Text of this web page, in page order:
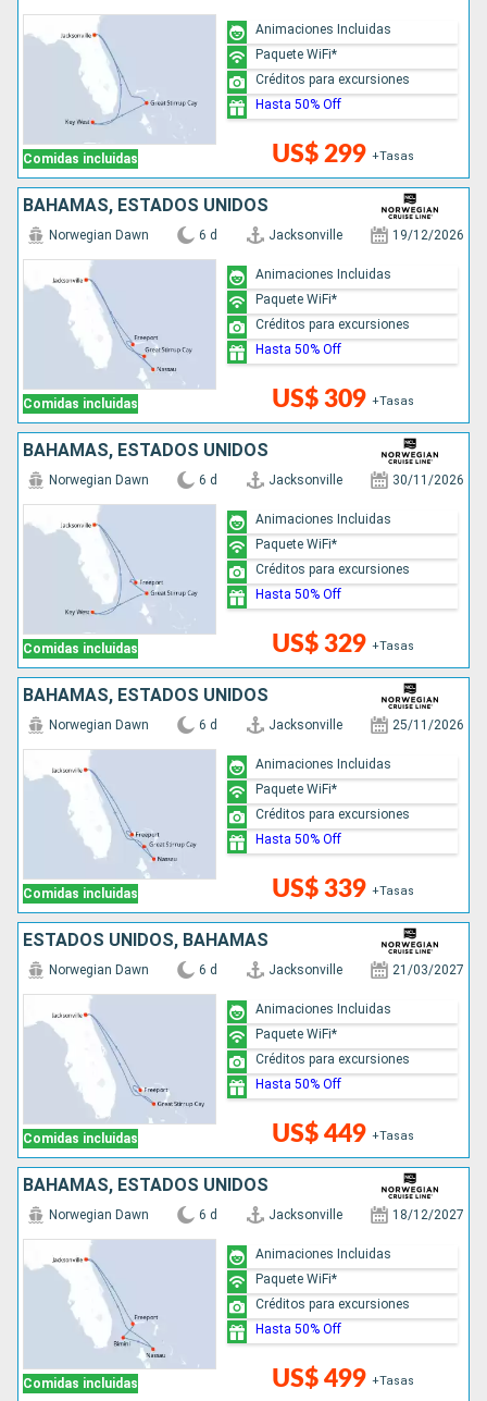
Comidas incluidas US$ 299 +Tasas
Animaciones Incluidas
Paquete WiFi*
Créditos para excursiones
Hasta 50% Off
BAHAMAS, ESTADOS UNIDOS
Comidas incluidas
Norwegian Dawn 6 d Jacksonville 19/12/2026
US$ 309 +Tasas
Animaciones Incluidas
Paquete WiFi*
Créditos para excursiones
Hasta 50% Off
BAHAMAS, ESTADOS UNIDOS
Comidas incluidas
Norwegian Dawn 6 d Jacksonville 30/11/2026
US$ 329 +Tasas
Animaciones Incluidas
Paquete WiFi*
Créditos para excursiones
Hasta 50% Off
BAHAMAS, ESTADOS UNIDOS
Comidas incluidas
Norwegian Dawn 6 d Jacksonville 25/11/2026
US$ 339 +Tasas
Animaciones Incluidas
Paquete WiFi*
Créditos para excursiones
Hasta 50% Off
ESTADOS UNIDOS, BAHAMAS
Comidas incluidas
Norwegian Dawn 6 d Jacksonville 21/03/2027
US$ 449 +Tasas
Animaciones Incluidas
Paquete WiFi*
Créditos para excursiones
Hasta 50% Off
BAHAMAS, ESTADOS UNIDOS
Comidas incluidas
Norwegian Dawn 6 d Jacksonville 18/12/2027
US$ 499 +Tasas
Animaciones Incluidas
Paquete WiFi*
Créditos para excursiones
Hasta 50% Off